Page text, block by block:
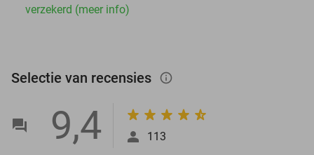
verzekerd (meer info)
Selectie van recensies info_outlined
9,4 113